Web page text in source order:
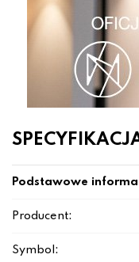
Podstawowe
Producent:
Symbol: